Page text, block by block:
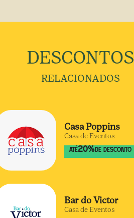
DESCONTOS
RELACIONADOS
Casa Poppins
Casa de Eventos
ATÉ20%DE DESCONTO
Bar do Victor
Casa de Eventos